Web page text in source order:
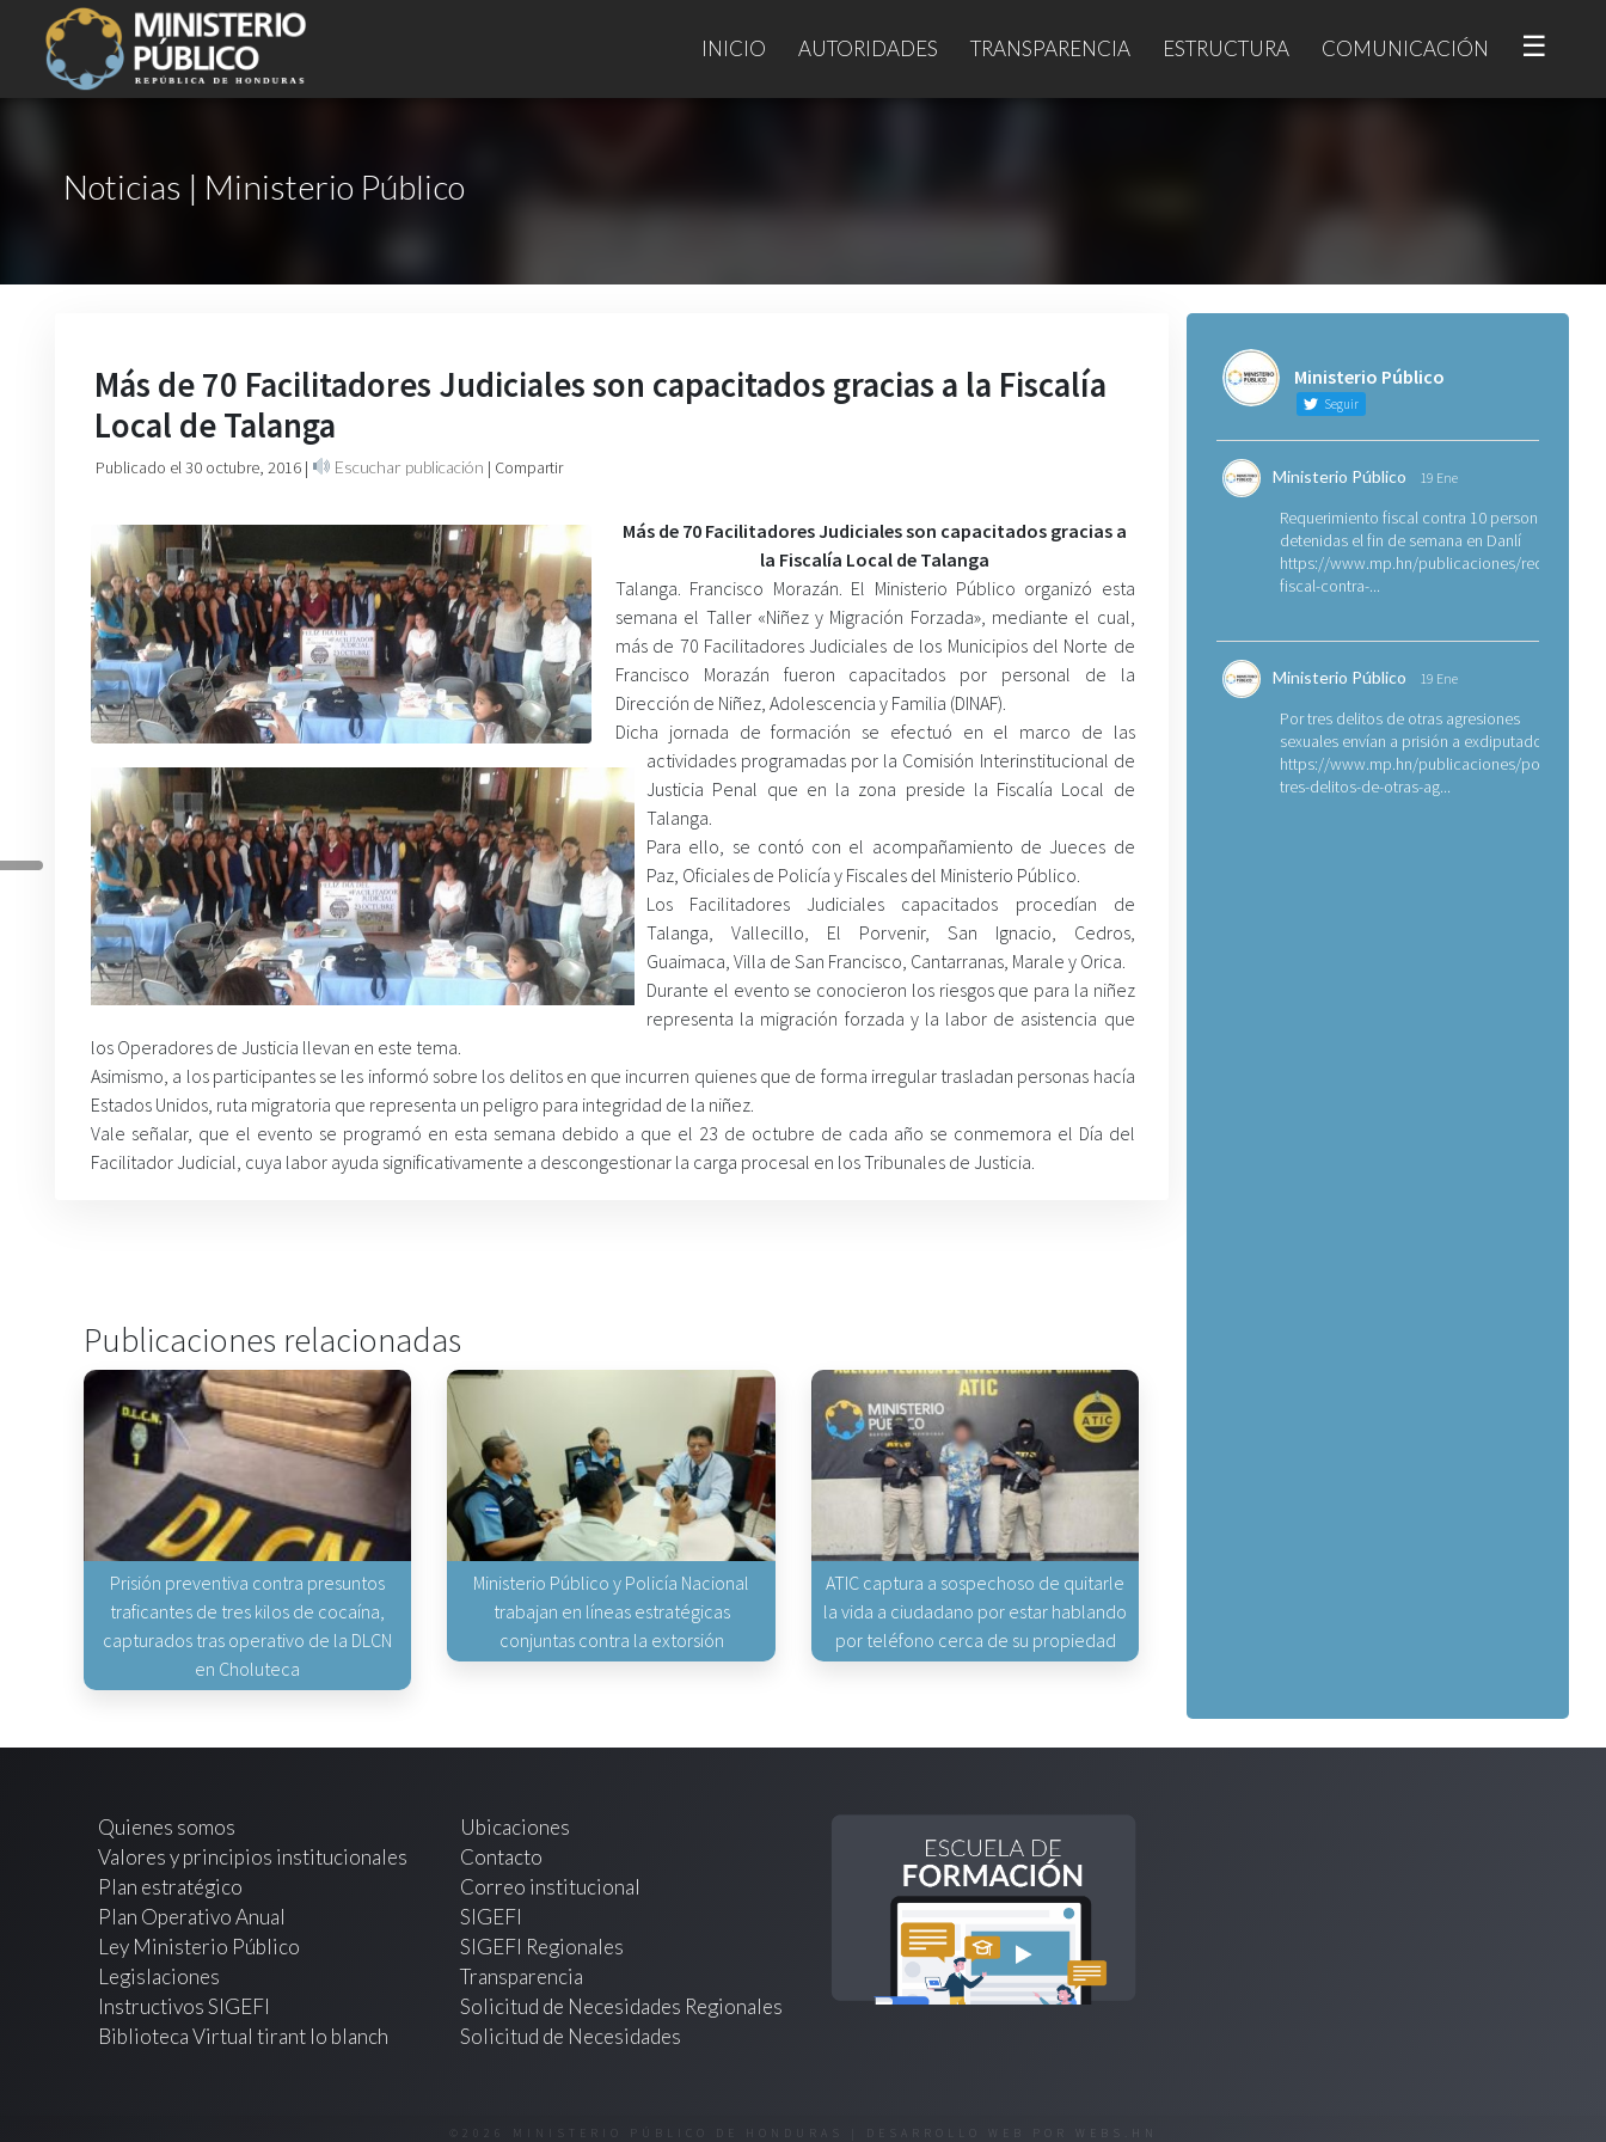
INICIO AUTORIDADES TRANSPARENCIA ESTRUCTURA COMUNICACIÓN ☰
Noticias | Ministerio Público
Más de 70 Facilitadores Judiciales son capacitados gracias a la Fiscalía
Local de Talanga
Publicado el 30 octubre, 2016 | Escuchar publicación | Compartir
Más de 70 Facilitadores Judiciales son capacitados gracias a
la Fiscalía Local de Talanga
Talanga. Francisco Morazán. El Ministerio Público organizó esta
semana el Taller «Niñez y Migración Forzada», mediante el cual,
más de 70 Facilitadores Judiciales de los Municipios del Norte de
Francisco Morazán fueron capacitados por personal de la
Dirección de Niñez, Adolescencia y Familia (DINAF).
Dicha jornada de formación se efectuó en el marco de las
actividades programadas por la Comisión Interinstitucional de
Justicia Penal que en la zona preside la Fiscalía Local de
Talanga.
Para ello, se contó con el acompañamiento de Jueces de
Paz, Oficiales de Policía y Fiscales del Ministerio Público.
Los Facilitadores Judiciales capacitados procedían de
Talanga, Vallecillo, El Porvenir, San Ignacio, Cedros,
Guaimaca, Villa de San Francisco, Cantarranas, Marale y Orica.
Durante el evento se conocieron los riesgos que para la niñez
representa la migración forzada y la labor de asistencia que
los Operadores de Justicia llevan en este tema.
Asimismo, a los participantes se les informó sobre los delitos en que incurren quienes que de forma irregular trasladan personas hacía
Estados Unidos, ruta migratoria que representa un peligro para integridad de la niñez.
Vale señalar, que el evento se programó en esta semana debido a que el 23 de octubre de cada año se conmemora el Día del
Facilitador Judicial, cuya labor ayuda significativamente a descongestionar la carga procesal en los Tribunales de Justicia.
Publicaciones relacionadas
Prisión preventiva contra presuntos
traficantes de tres kilos de cocaína,
capturados tras operativo de la DLCN
en Choluteca
Ministerio Público y Policía Nacional
trabajan en líneas estratégicas
conjuntas contra la extorsión
ATIC captura a sospechoso de quitarle
la vida a ciudadano por estar hablando
por teléfono cerca de su propiedad
Ministerio Público
Seguir
Ministerio Público 19 Ene
Requerimiento fiscal contra 10 personas
detenidas el fin de semana en Danlí
https://www.mp.hn/publicaciones/
fiscal-contra-...
Ministerio Público 19 Ene
Por tres delitos de otras agresiones
sexuales envían a prisión a exdiputado
https://www.mp.hn/publicaciones/por-
tres-delitos-de-otras-ag...
Quienes somos
Valores y principios institucionales
Plan estratégico
Plan Operativo Anual
Ley Ministerio Público
Legislaciones
Instructivos SIGEFI
Biblioteca Virtual tirant lo blanch
Ubicaciones
Contacto
Correo institucional
SIGEFI
SIGEFI Regionales
Transparencia
Solicitud de Necesidades Regionales
Solicitud de Necesidades
©2026 MINISTERIO PÚBLICO DE HONDURAS | DESARROLLO WEB POR WEBS.HN